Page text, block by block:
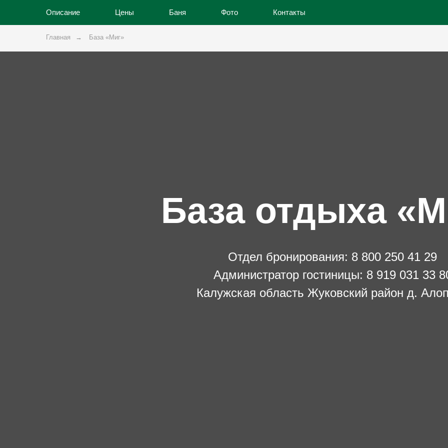
Описание Цены Баня Фото Контакты
Главная → База «Миг»
База отдыха
Отдел бронирования: 8 800 250 41 29
Администратор гостиницы: 8 919 031 33 8
Калужская область Жуковский район д.